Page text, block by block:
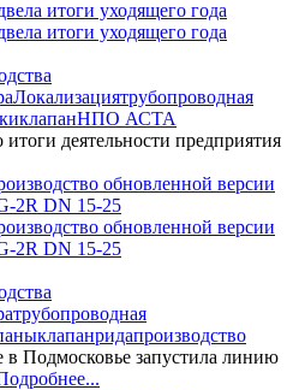
итоги уходящего года
Локализациятрубопроводная
клапанНПО АСТА
деятельности предприятия
обновленной версии
2R DN 15-25
трубопроводная
клапанридапроизводство
в Подмосковье запустила линию